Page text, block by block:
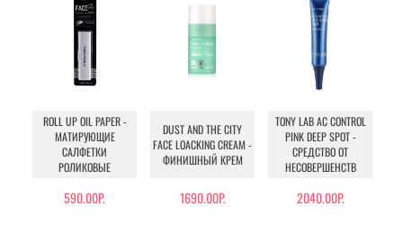
ROLL UP OIL PAPER -
МАТИРУЮЩИЕ
САЛФЕТКИ
РОЛИКОВЫЕ
590.00Р.
DUST AND THE CITY
FACE LOACKING CREAM -
ФИНИШНЫЙ КРЕМ
1690.00Р.
TONY LAB AC CONTROL
PINK DEEP SPOT -
СРЕДСТВО ОТ
НЕСОВЕРШЕНСТВ
2040.00Р.